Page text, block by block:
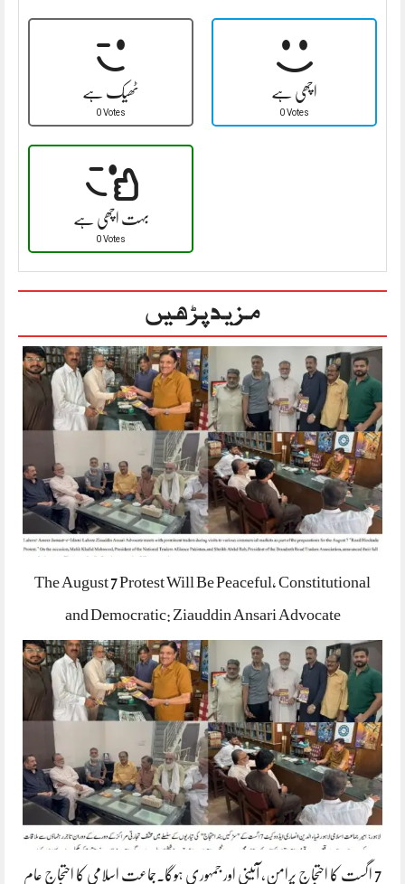
ٹھیک ہے
0 Votes
اچھی ہے
0 Votes
بہت اچھی ہے
0 Votes
مزید پڑھیں
The August 7 Protest Will Be Peaceful, Constitutional
and Democratic: Ziauddin Ansari Advocate
7 اگست کا احتجاج پرامن، آئینی اور جمہوری ہوگا۔جماعت اسلامی کا احتجاج عام